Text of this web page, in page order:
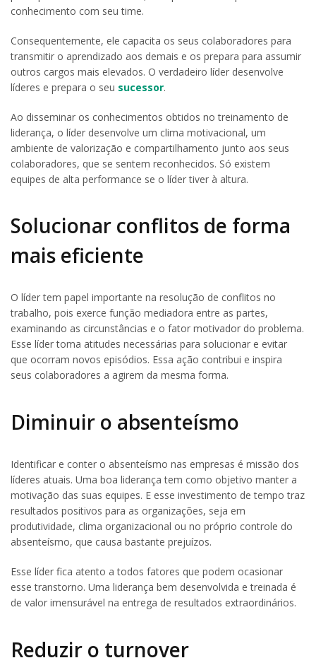
conhecimento com seu time.
Consequentemente, ele capacita os seus colaboradores para
transmitir o aprendizado aos demais e os prepara para assumir
outros cargos mais elevados. O verdadeiro líder desenvolve
líderes e prepara o seu sucessor.
Ao disseminar os conhecimentos obtidos no treinamento de
liderança, o líder desenvolve um clima motivacional, um
ambiente de valorização e compartilhamento junto aos seus
colaboradores, que se sentem reconhecidos. Só existem
equipes de alta performance se o líder tiver à altura.
Solucionar conflitos de forma
mais eficiente
O líder tem papel importante na resolução de conflitos no
trabalho, pois exerce função mediadora entre as partes,
examinando as circunstâncias e o fator motivador do problema.
Esse líder toma atitudes necessárias para solucionar e evitar
que ocorram novos episódios. Essa ação contribui e inspira
seus colaboradores a agirem da mesma forma.
Diminuir o absenteísmo
Identificar e conter o absenteísmo nas empresas é missão dos
líderes atuais. Uma boa liderança tem como objetivo manter a
motivação das suas equipes. E esse investimento de tempo traz
resultados positivos para as organizações, seja em
produtividade, clima organizacional ou no próprio controle do
absenteísmo, que causa bastante prejuízos.
Esse líder fica atento a todos fatores que podem ocasionar
esse transtorno. Uma liderança bem desenvolvida e treinada é
de valor imensurável na entrega de resultados extraordinários.
Reduzir o turnover